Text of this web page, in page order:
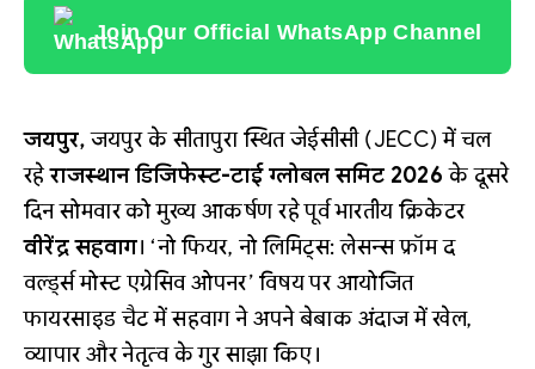
Join Our Official WhatsApp Channel
जयपुर,जयपुर के सीतापुरा स्थित जेईसीसी (JECC) में चल
रहेराजस्थान डिजिफेस्ट-टाई ग्लोबल समिट 2026 के दूसरे
दिन सोमवार को मुख्य आकर्षण रहे पूर्व भारतीय क्रिकेटर
वीरेंद्र सहवाग। ‘नो फियर, नो लिमिट्स: लेसन्स फ्रॉम द
वर्ल्ड्स मोस्ट एग्रेसिव ओपनर’ विषय पर आयोजित
फायरसाइड चैट में सहवाग ने अपने बेबाक अंदाज में खेल,
व्यापार और नेतृत्व के गुर साझा किए।